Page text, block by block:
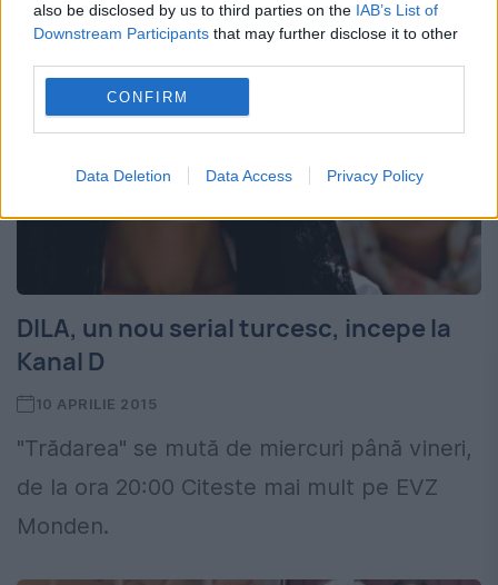
also be disclosed by us to third parties on the IAB’s List of
Downstream Participants that may further disclose it to other
CONFIRM
Data Deletion Data Access Privacy Policy
DILA, un nou serial turcesc, incepe la
Kanal D
10 APRILIE 2015
"Trădarea" se mută de miercuri până vineri,
de la ora 20:00 Citeste mai mult pe EVZ
Monden.